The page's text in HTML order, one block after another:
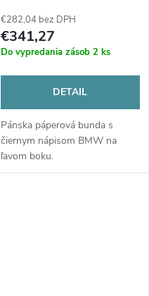
€282,04 bez DPH
€341,27
Do vypredania zásob 2 ks
DETAIL
Pánska páperová bunda s
čiernym nápisom BMW na
ľavom boku.